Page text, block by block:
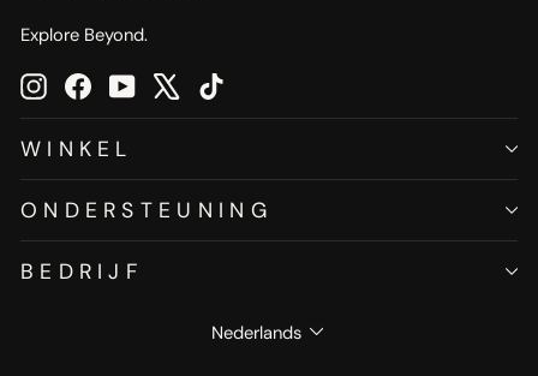
Explore Beyond.
InstagramFacebookYouTube
WINKEL
ONDERSTEUNING
BEDRIJF
TAAL
Nederlands